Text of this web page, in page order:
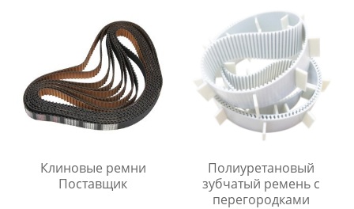
Клиновые ремни
Поставщик
Полиуретановый
зубчатый ремень с
перегородками